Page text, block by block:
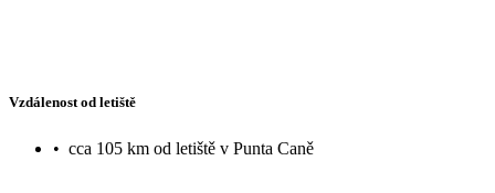
Vzdálenost od letiště
• cca 105 km od letiště v Punta Caně